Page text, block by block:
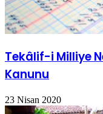
Tekâlif-i Milliye
Kanunu
23 Nisan 2020